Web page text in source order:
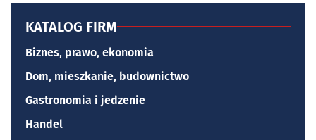
KATALOG FIRM
Biznes, prawo, ekonomia
Dom, mieszkanie, budownictwo
Gastronomia i jedzenie
Handel